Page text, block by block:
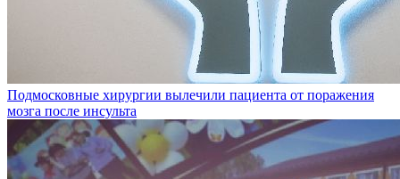
Подмосковные хирургии вылечили пациента от поражения
мозга после инсульта